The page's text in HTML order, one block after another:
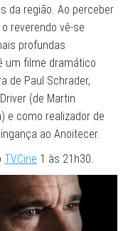
da região. Ao perceber
reverendo vê-se
profundas
um filme dramático
de Paul Schrader,
(de Martin
e como realizador de
ao Anoitecer.
TVCine 1 às 21h30.